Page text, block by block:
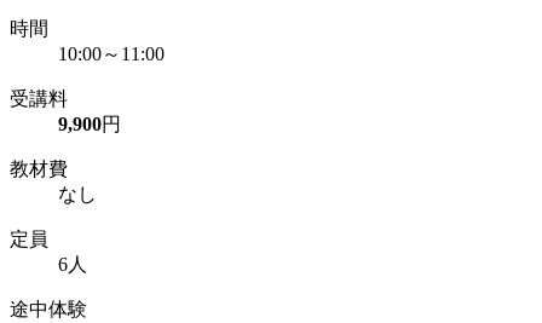
時間
10:00～11:00
受講料
9,900円
教材費
なし
定員
6人
途中体験